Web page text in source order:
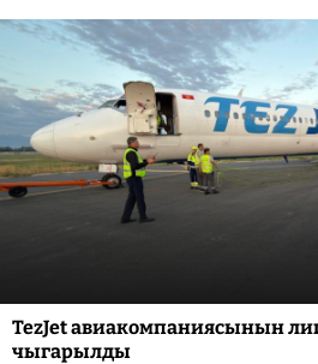
TezJet авиакомпаниясынын
чыгарылды